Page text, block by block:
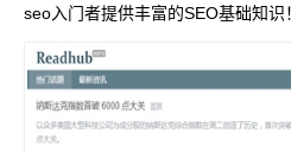
seo入门者提供丰富的SEO基础知识！